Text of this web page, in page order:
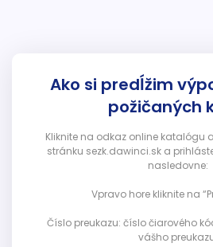
Ako si predĺžim
požičaných
Kliknite na odkaz online katalógu
stránku sezk.dawinci.sk a
nasledovne:
Vpravo hore kliknite na
Číslo preukazu: číslo čiarového
vášho